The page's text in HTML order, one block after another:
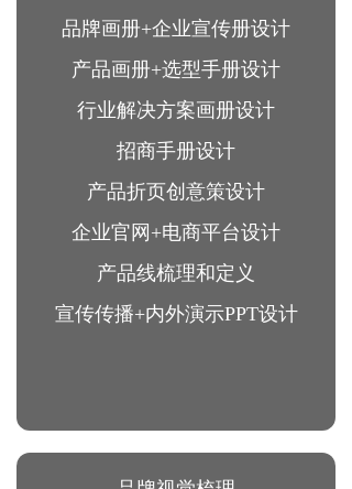
品牌画册+企业宣传册设计
产品画册+选型手册设计
行业解决方案画册设计
招商手册设计
产品折页创意策设计
企业官网+电商平台设计
产品线梳理和定义
宣传传播+内外演示PPT设计